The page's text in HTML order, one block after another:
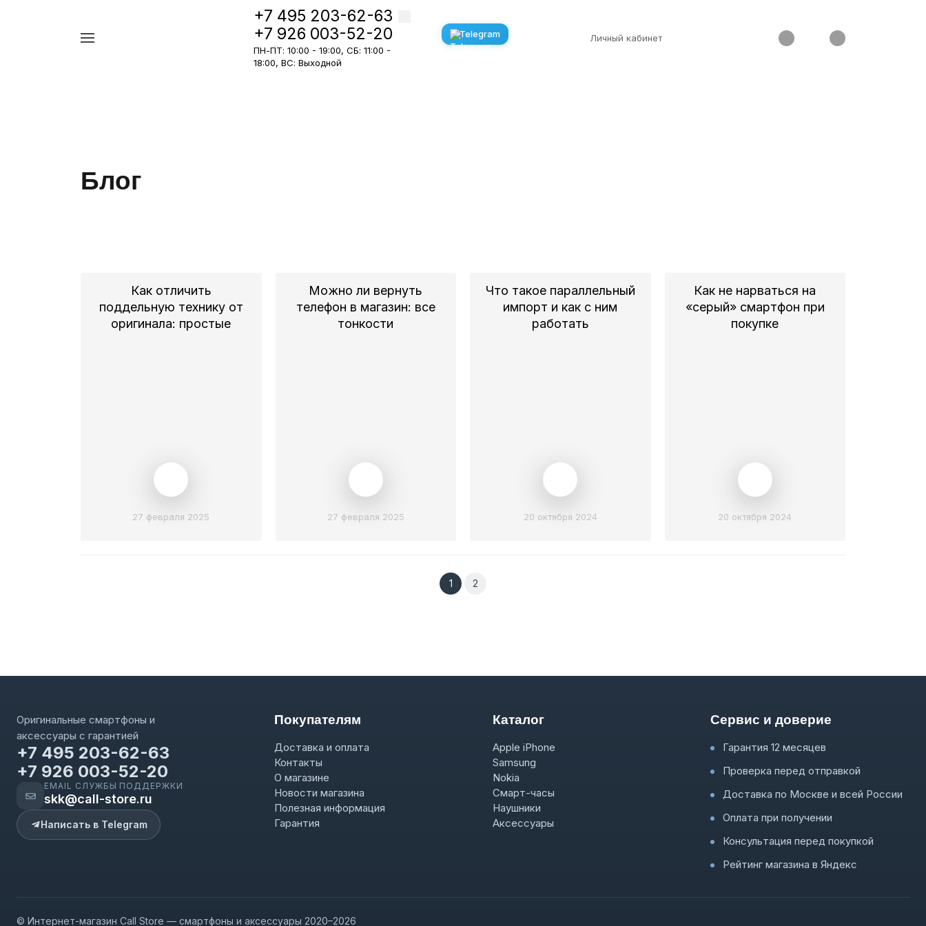
+7 495 203-62-63
+7 926 003-52-20
ПН-ПТ: 10:00 - 19:00, СБ: 11:00 -
18:00, ВС: Выходной
Telegram Личный кабинет
Блог
Как отличить
поддельную технику от
оригинала: простые
27 февраля 2025
Можно ли вернуть
телефон в магазин: все
тонкости
27 февраля 2025
Что такое параллельный
импорт и как с ним
работать
20 октября 2024
Как не нарваться на
«серый» смартфон при
покупке
20 октября 2024
1 2
Оригинальные смартфоны и
аксессуары с гарантией
+7 495 203-62-63
+7 926 003-52-20
EMAIL СЛУЖБЫ ПОДДЕРЖКИ
skk@call-store.ru
Написать в Telegram
Покупателям
Доставка и оплата
Контакты
О магазине
Новости магазина
Полезная информация
Гарантия
Каталог
Apple iPhone
Samsung
Nokia
Смарт-часы
Наушники
Аксессуары
Сервис и доверие
Гарантия 12 месяцев
Проверка перед отправкой
Доставка по Москве и всей России
Оплата при получении
Консультация перед покупкой
Рейтинг магазина в Яндекс
© Интернет-магазин Call Store — смартфоны и аксессуары 2020–2026